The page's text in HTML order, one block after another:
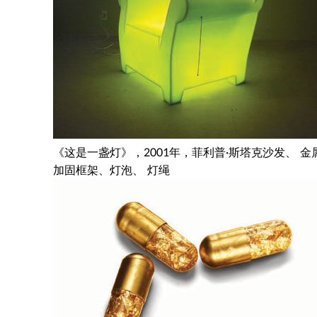
《这是一盏灯》，2001年，菲利普·斯塔克沙发、 金
加固框架、灯泡、 灯绳